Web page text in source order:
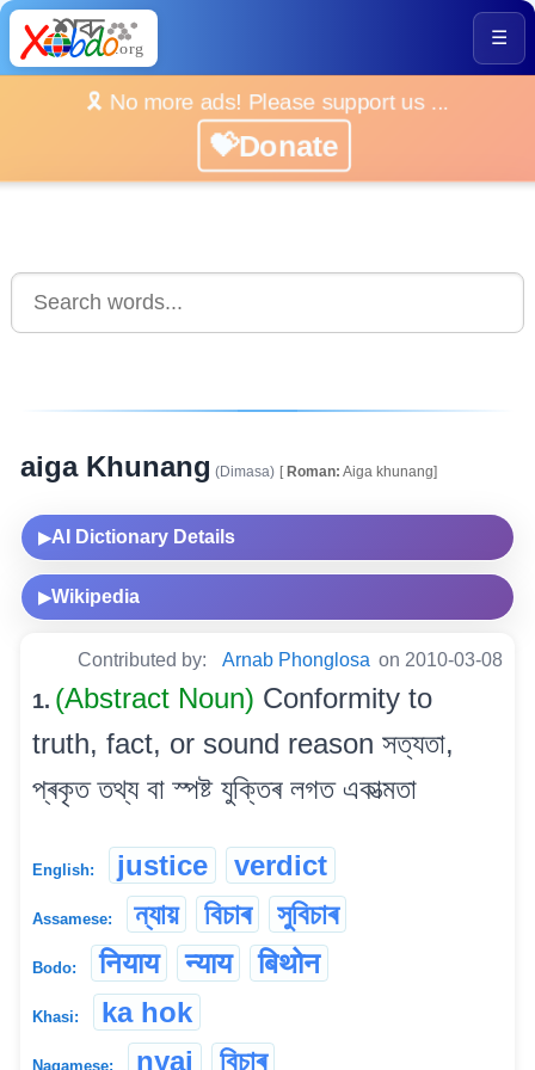
☰
🎗️ No more ads! Please support us ...
💝Donate
aiga Khunang (Dimasa) [Roman: Aiga khunang]
▶AI Dictionary Details
▶Wikipedia
Contributed by: Arnab Phonglosa on 2010-03-08
1. (Abstract Noun) Conformity to
truth, fact, or sound reason সত্যতা,
প্ৰকৃত তথ্য বা স্পষ্ট যুক্তিৰ লগত একাত্মতা
English: justice verdict
Assamese: ন্যায় বিচাৰ সুবিচাৰ
Bodo: नियाय न्याय बिथोन
Khasi: ka hok
Nagamese: nyai বিচাৰ